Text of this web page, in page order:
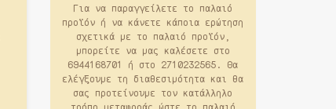
Για να παραγγείλετε το παλαιό
προϊόν ή να κάνετε κάποια ερώτηση
σχετικά με το παλαιό προϊόν,
μπορείτε να μας καλέσετε στο
6944168701 ή στο 2710232565. Θα
ελέγξουμε τη διαθεσιμότητα και θα
σας προτείνουμε τον κατάλληλο